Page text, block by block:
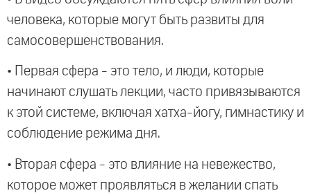
человека, которые могут быть развиты для
самосовершенствования.
• Первая сфера - это тело, и люди, которые
начинают слушать лекции, часто привязываются
к этой системе, включая хатха-йогу, гимнастику и
соблюдение режима дня.
• Вторая сфера - это влияние на невежество,
которое может проявляться в желании спать